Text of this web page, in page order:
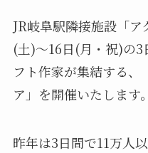
JR岐阜駅隣接施設「ア
(土)～16日(月・祝)の3
フト作家が集結する
ア」を開催いたします。
昨年は3日間で11万人